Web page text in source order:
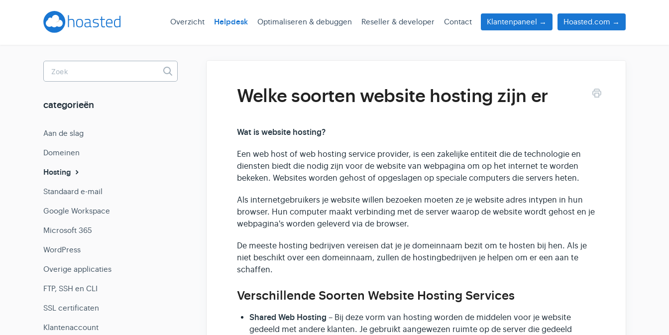
Overzicht Helpdesk Optimaliseren & debuggen Reseller & developer Contact Klantenpaneel → Hoasted.com →
Welke soorten website hosting zijn er
Wat is website hosting?
Een web host of web hosting service provider, is een zakelijke entiteit die de technologie en
diensten biedt die nodig zijn voor de website van webpagina om op het internet te worden
bekeken. Websites worden gehost of opgeslagen op speciale computers die servers heten.
Als internetgebruikers je website willen bezoeken moeten ze je website adres intypen in hun
browser. Hun computer maakt verbinding met de server waarop de website wordt gehost en je
webpagina's worden geleverd via de browser.
De meeste hosting bedrijven vereisen dat je je domeinnaam bezit om te hosten bij hen. Als je
niet beschikt over een domeinnaam, zullen de hostingbedrijven je helpen om er een aan te
schaffen.
Verschillende Soorten Website Hosting Services
Shared Web Hosting – Bij deze vorm van hosting worden de middelen voor je website
gedeeld met andere klanten. Je gebruikt aangewezen ruimte op de server die gedeeld
Toggle
Search
categorieën
Aan de slag
Domeinen
Hosting
Standaard e-mail
Google Workspace
Microsoft 365
WordPress
Overige applicaties
FTP, SSH en CLI
SSL certificaten
Klantenaccount